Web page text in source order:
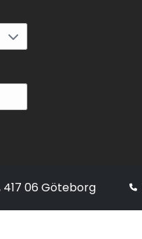
417 06 Göteborg